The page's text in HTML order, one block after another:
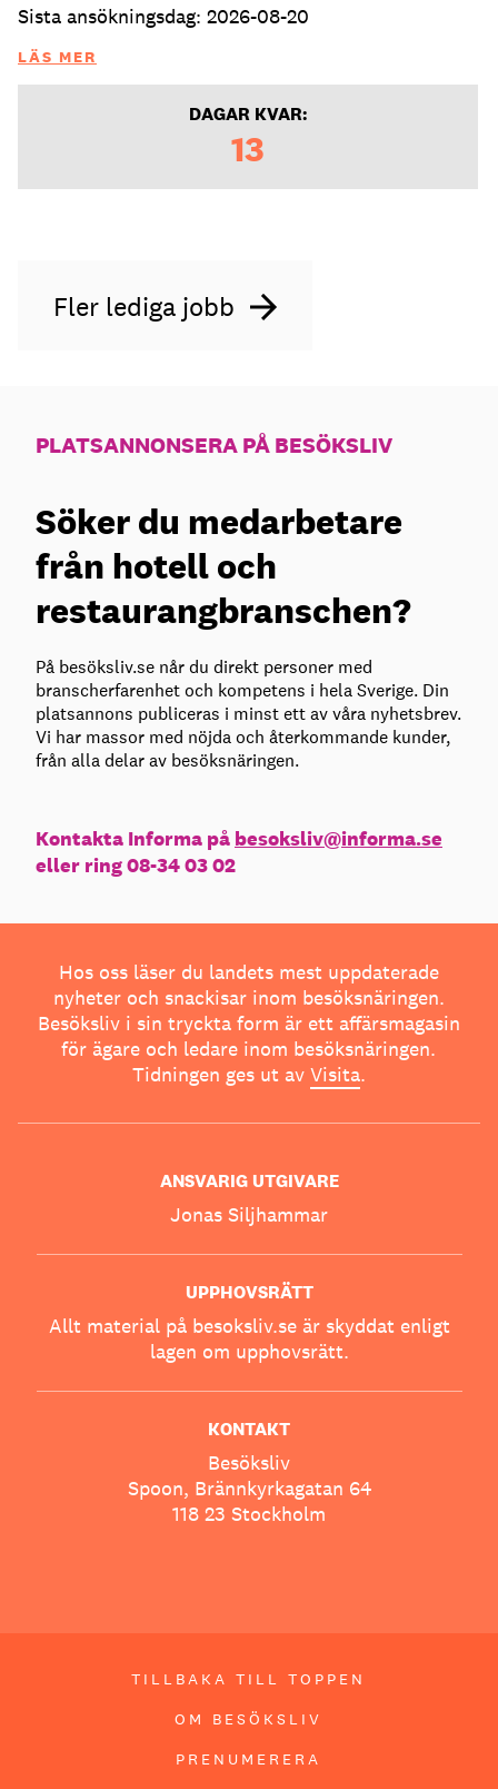
Sista ansökningsdag: 2026-08-20
LÄS MER
DAGAR KVAR:
13
Fler lediga jobb
PLATSANNONSERA PÅ BESÖKSLIV
Söker du medarbetare
från hotell och
restaurangbranschen?
På besöksliv.se når du direkt personer med
branscherfarenhet och kompetens i hela Sverige. Din
platsannons publiceras i minst ett av våra nyhetsbrev.
Vi har massor med nöjda och återkommande kunder,
från alla delar av besöksnäringen.
Kontakta Informa på besoksliv@informa.se
eller ring 08-34 03 02
Hos oss läser du landets mest uppdaterade
nyheter och snackisar inom besöksnäringen.
Besöksliv i sin tryckta form är ett affärsmagasin
för ägare och ledare inom besöksnäringen.
Tidningen ges ut av Visita.
ANSVARIG UTGIVARE
Jonas Siljhammar
UPPHOVSRÄTT
Allt material på besoksliv.se är skyddat enligt
lagen om upphovsrätt.
KONTAKT
Besöksliv
Spoon, Brännkyrkagatan 64
118 23 Stockholm
TILLBAKA TILL TOPPEN
OM BESÖKSLIV
PRENUMERERA